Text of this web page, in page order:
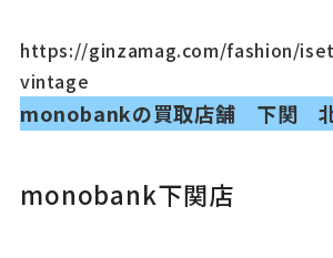
https://ginzamag.com/fashion/
vintage
monobankの買取店舗 下関
monobank下関店